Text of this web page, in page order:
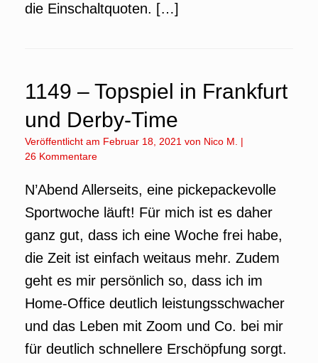
die Einschaltquoten. […]
1149 – Topspiel in Frankfurt
und Derby-Time
Veröffentlicht am Februar 18, 2021 von Nico M.
|
26 Kommentare
N’Abend Allerseits, eine pickepackevolle
Sportwoche läuft! Für mich ist es daher
ganz gut, dass ich eine Woche frei habe,
die Zeit ist einfach weitaus mehr. Zudem
geht es mir persönlich so, dass ich im
Home-Office deutlich leistungsschwacher
und das Leben mit Zoom und Co. bei mir
für deutlich schnellere Erschöpfung sorgt.